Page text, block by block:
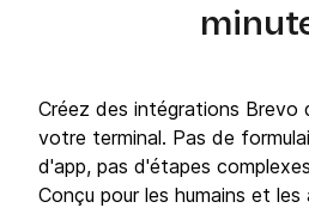
Créez des intégrations Brevo
votre terminal. Pas de
d'app, pas d'étapes
Conçu pour les humains et